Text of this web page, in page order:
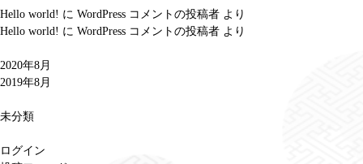
Hello world! に WordPress コメントの投稿者 より
Hello world! に WordPress コメントの投稿者 より
2020年8月
2019年8月
未分類
ログイン